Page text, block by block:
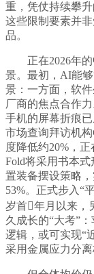
重，凭仗持续攀
这些限制要素并
品。
正在2026年的
景。最初，AI能
景：一方面，软
厂商的焦点合作
手机的屏幕折痕已
市场查询拜访机构
度降低约20%，
Fold将采用书本
置装备摆设策略
53%。正式步入“
岁首年月以来，
久成长的“大考”
逻辑，或可实现“
采用金属应力分